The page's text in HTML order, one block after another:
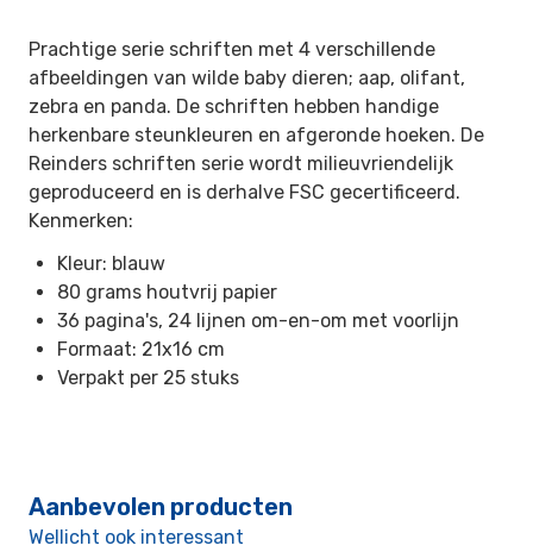
Prachtige serie schriften met 4 verschillende
afbeeldingen van wilde baby dieren; aap, olifant,
zebra en panda. De schriften hebben handige
herkenbare steunkleuren en afgeronde hoeken. De
Reinders schriften serie wordt milieuvriendelijk
geproduceerd en is derhalve FSC gecertificeerd.
Kenmerken:
Kleur: blauw
80 grams houtvrij papier
36 pagina's, 24 lijnen om-en-om met voorlijn
Formaat: 21x16 cm
Verpakt per 25 stuks
Aanbevolen producten
Wellicht ook interessant